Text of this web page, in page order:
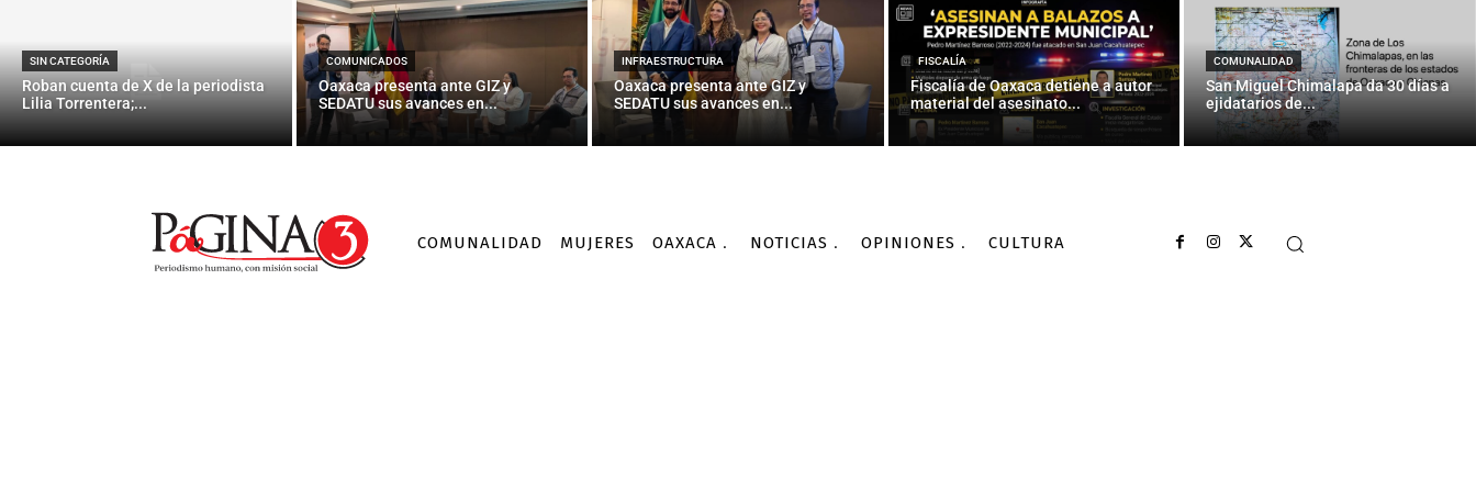
SIN CATEGORÍA
Roban cuenta de X de la periodista
Lilia Torrentera;...
COMUNICADOS
Oaxaca presenta ante GIZ y
SEDATU sus avances en...
INFRAESTRUCTURA
Oaxaca presenta ante GIZ y
SEDATU sus avances en...
FISCALÍA
Fiscalía de Oaxaca detiene a autor
material del asesinato...
COMUNALIDAD
San Miguel Chimalapa da 30 días a
ejidatarios de...
COMUNALIDAD MUJERES OAXACA NOTICIAS OPINIONES CULTURA